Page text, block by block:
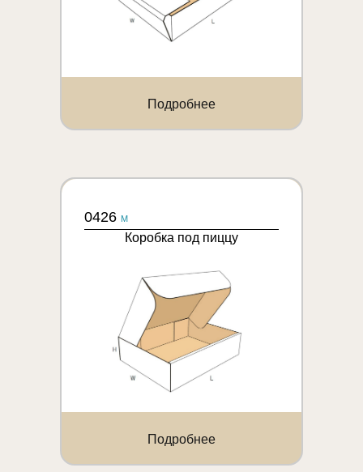
Подробнее
0426 M
Коробка под пиццу
Подробнее